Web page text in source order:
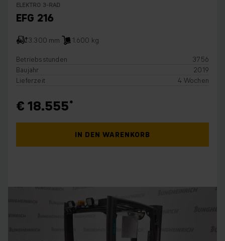
ELEKTRO 3-RAD
EFG 216
3.300 mm
1.600 kg
Betriebsstunden
3756
Baujahr
2019
Lieferzeit
4 Wochen
€ 18.555
IN DEN WARENKORB